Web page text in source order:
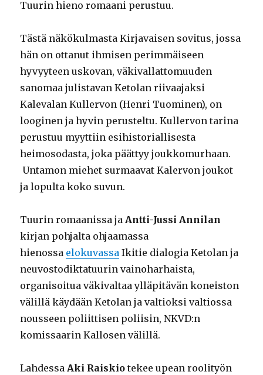
Tuurin hieno romaani perustuu.
Tästä näkökulmasta Kirjavaisen sovitus, jossa
hän on ottanut ihmisen perimmäiseen
hyvyyteen uskovan, väkivallattomuuden
sanomaa julistavan Ketolan riivaajaksi
Kalevalan Kullervon (Henri Tuominen), on
looginen ja hyvin perusteltu. Kullervon tarina
perustuu myyttiin esihistoriallisesta
heimosodasta, joka päättyy joukkomurhaan.
Untamon miehet surmaavat Kalervon joukot
ja lopulta koko suvun.
Tuurin romaanissa jaAntti-Jussi Annilan
kirjan pohjalta ohjaamassa
hienossa elokuvassa Ikitie dialogia Ketolan ja
neuvostodiktatuurin vainoharhaista,
organisoitua väkivaltaa ylläpitävän koneiston
välillä käydään Ketolan ja valtioksi valtiossa
nousseen poliittisen poliisin, NKVD:n
komissaarin Kallosen välillä.
LahdessaAki Raiskio tekee upean roolityön